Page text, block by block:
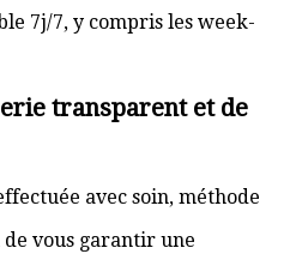
7j/7, y compris les week-
transparent et de
avec soin, méthode
vous garantir une